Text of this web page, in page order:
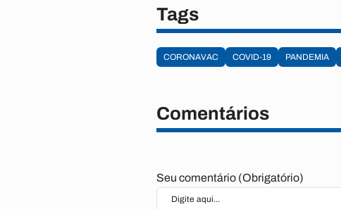
Tags
CORONAVAC COVID-19 PANDEMIA
Comentários
Seu comentário (Obrigatório)